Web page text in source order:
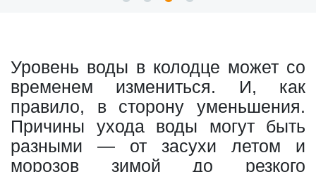
Уровень воды в колодце может со
временем измениться. И, как
правило, в сторону уменьшения.
Причины ухода воды могут быть
разными — от засухи летом и
морозов зимой до резкого